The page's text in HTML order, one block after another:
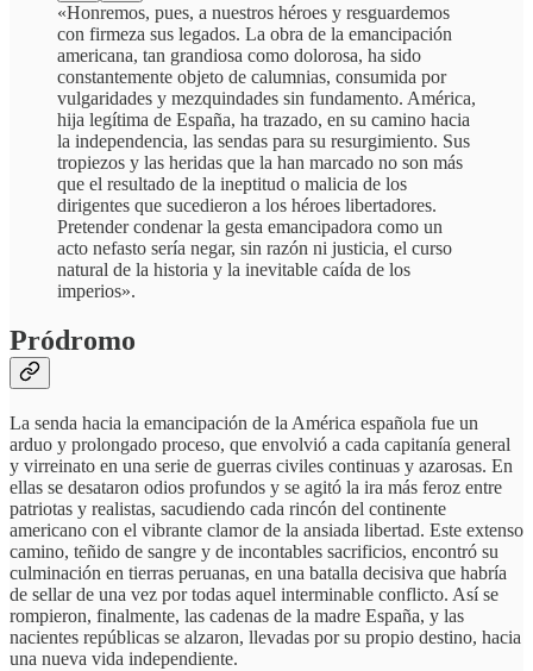
«Honremos, pues, a nuestros héroes y resguardemos
con firmeza sus legados. La obra de la emancipación
americana, tan grandiosa como dolorosa, ha sido
constantemente objeto de calumnias, consumida por
vulgaridades y mezquindades sin fundamento. América,
hija legítima de España, ha trazado, en su camino hacia
la independencia, las sendas para su resurgimiento. Sus
tropiezos y las heridas que la han marcado no son más
que el resultado de la ineptitud o malicia de los
dirigentes que sucedieron a los héroes libertadores.
Pretender condenar la gesta emancipadora como un
acto nefasto sería negar, sin razón ni justicia, el curso
natural de la historia y la inevitable caída de los
imperios».
Pródromo
La senda hacia la emancipación de la América española fue un
arduo y prolongado proceso, que envolvió a cada capitanía general
y virreinato en una serie de guerras civiles continuas y azarosas. En
ellas se desataron odios profundos y se agitó la ira más feroz entre
patriotas y realistas, sacudiendo cada rincón del continente
americano con el vibrante clamor de la ansiada libertad. Este extenso
camino, teñido de sangre y de incontables sacrificios, encontró su
culminación en tierras peruanas, en una batalla decisiva que habría
de sellar de una vez por todas aquel interminable conflicto. Así se
rompieron, finalmente, las cadenas de la madre España, y las
nacientes repúblicas se alzaron, llevadas por su propio destino, hacia
una nueva vida independiente.